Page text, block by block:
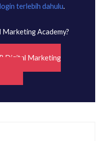
login terlebih dahulu.
Marketing Academy?
Digital Marketing